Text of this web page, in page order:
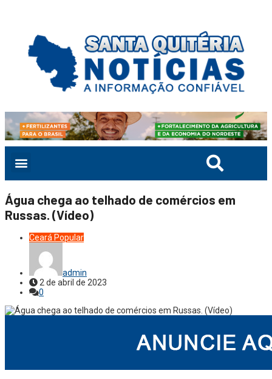
Água chega ao telhado de comércios em
Russas. (Vídeo)
Ceará Popular
admin
2 de abril de 2023
0